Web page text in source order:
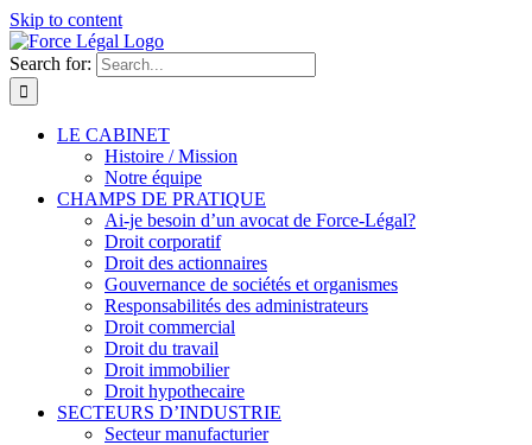
Skip to content
Search for:
LE CABINET
Histoire / Mission
Notre équipe
CHAMPS DE PRATIQUE
Ai-je besoin d’un avocat de Force-Légal?
Droit corporatif
Droit des actionnaires
Gouvernance de sociétés et organismes
Responsabilités des administrateurs
Droit commercial
Droit du travail
Droit immobilier
Droit hypothecaire
SECTEURS D’INDUSTRIE
Secteur manufacturier